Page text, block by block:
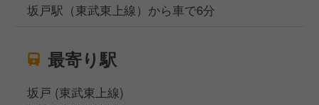
坂戸駅（東武東上線）から車で6分
最寄り駅
坂戸 (東武東上線)